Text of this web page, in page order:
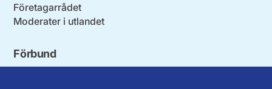
Företagarrådet
Moderater i utlandet
Förbund